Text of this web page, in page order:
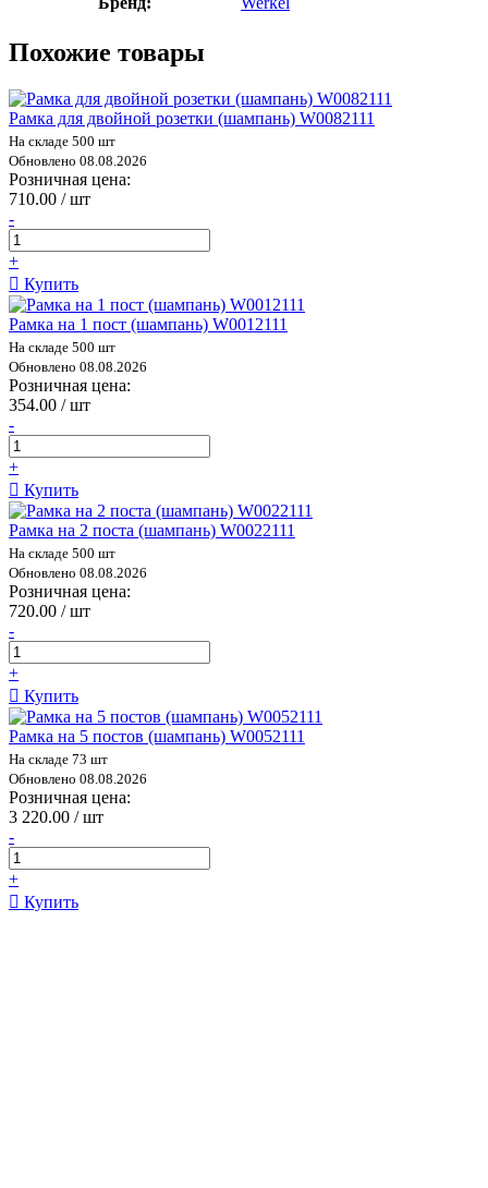
Похожие товары
Рамка для двойной розетки (шампань) W0082111
На складе 500 шт
Обновлено 08.08.2026
Розничная цена:
710.00 / шт
-
+
Купить
Рамка на 1 пост (шампань) W0012111
На складе 500 шт
Обновлено 08.08.2026
Розничная цена:
354.00 / шт
-
+
Купить
Рамка на 2 поста (шампань) W0022111
На складе 500 шт
Обновлено 08.08.2026
Розничная цена:
720.00 / шт
-
+
Купить
Рамка на 5 постов (шампань) W0052111
На складе 73 шт
Обновлено 08.08.2026
Розничная цена:
3 220.00 / шт
-
+
Купить